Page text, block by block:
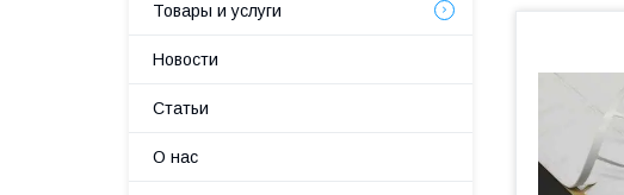
Товары и услуги
Новости
Статьи
О нас